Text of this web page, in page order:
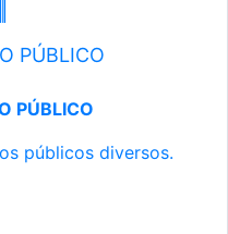
PÚBLICO
PÚBLICO
públicos diversos.